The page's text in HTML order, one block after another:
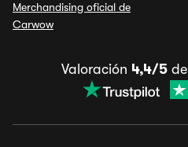
Merchandising oficial de
Carwow
Valoración 4,4/5 de